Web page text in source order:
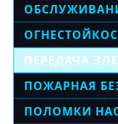
ПЕРЕДАЧА
ПОЖАРНАЯ
ПОЛОМКИ